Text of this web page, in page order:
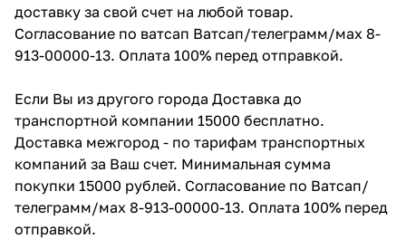
доставку за свой счет на любой товар.
Согласование по ватсап Ватсап/телеграмм/мах 8-
913-00000-13. Оплата 100% перед отправкой.
Если Вы из другого города Доставка до
транспортной компании 15000 бесплатно.
Доставка межгород - по тарифам транспортных
компаний за Ваш счет. Минимальная сумма
покупки 15000 рублей. Согласование по Ватсап/
телеграмм/мах 8-913-00000-13. Оплата 100% перед
отправкой.